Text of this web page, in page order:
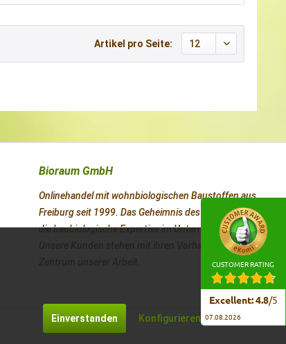
Artikel pro Seite:
Bioraum GmbH
Onlinehandel mit wohnbiologischen Baustoffen aus
Freiburg seit 1999. Das Geheimnis des Erfolges ist
die baubiologische Expertise im Unternehmen.
Unsere Kunden stehen mit ihren Vorhaben im
Zentrum unserer Arbeit.
Einverstanden Konfigurieren
CUSTOMER RATING
Excellent: 4.8/5
07.08.2026